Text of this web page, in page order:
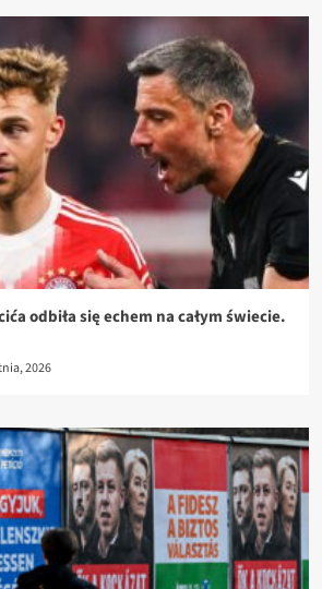
odbiła się echem na całym świecie.
2026